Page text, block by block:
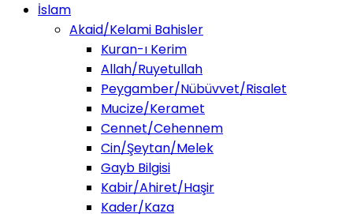
İslam
Akaid/Kelami Bahisler
Kuran-ı Kerim
Allah/Ruyetullah
Peygamber/Nübüvvet/Risalet
Mucize/Keramet
Cennet/Cehennem
Cin/Şeytan/Melek
Gayb Bilgisi
Kabir/Ahiret/Haşir
Kader/Kaza